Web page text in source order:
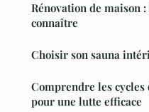
Rénovation de maison
connaître
Choisir son sauna
Comprendre les cycles
pour une lutte efficace